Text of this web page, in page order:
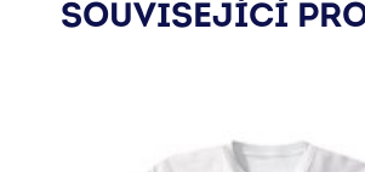
SOUVISEJÍCÍ